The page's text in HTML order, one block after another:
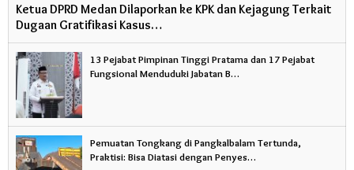
Ketua DPRD Medan Dilaporkan ke KPK dan Kejagung Terkait
Dugaan Gratifikasi Kasus…
13 Pejabat Pimpinan Tinggi Pratama dan 17 Pejabat
Fungsional Menduduki Jabatan B…
Pemuatan Tongkang di Pangkalbalam Tertunda,
Praktisi: Bisa Diatasi dengan Penyes…